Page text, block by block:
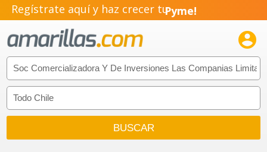
Regístrate aquí y haz crecer tuPyme!
Emprendimiento!
